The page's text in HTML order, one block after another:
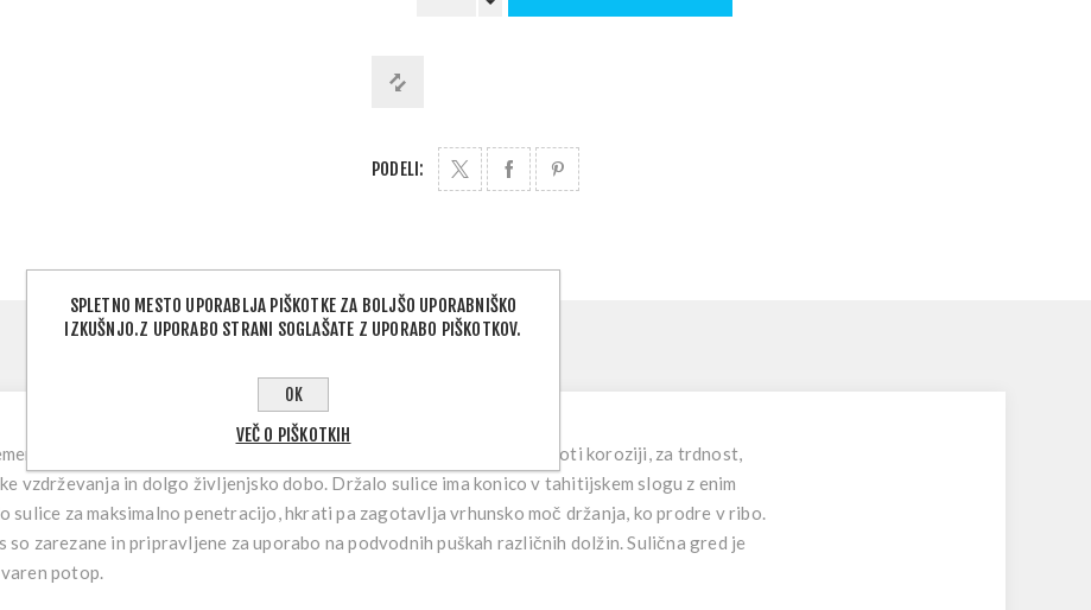
PODELI:
6 mm so izdelane iz kaljenega nerjavečega jekla, odpornega proti koroziji, za trdnost,
vzdrževanja in dolgo življenjsko dobo. Držalo sulice ima konico v tahitijskem slogu z enim
sulice za maksimalno penetracijo, hkrati pa zagotavlja vrhunsko moč držanja, ko prodre v ribo.
so zarezane in pripravljene za uporabo na podvodnih puškah različnih dolžin. Sulična gred je
potop.
SPLETNO MESTO UPORABLJA PIŠKOTKE ZA BOLJŠO UPORABNIŠKO
IZKUŠNJO.Z UPORABO STRANI SOGLAŠATE Z UPORABO PIŠKOTKOV.
OK
VEČ O PIŠKOTKIH